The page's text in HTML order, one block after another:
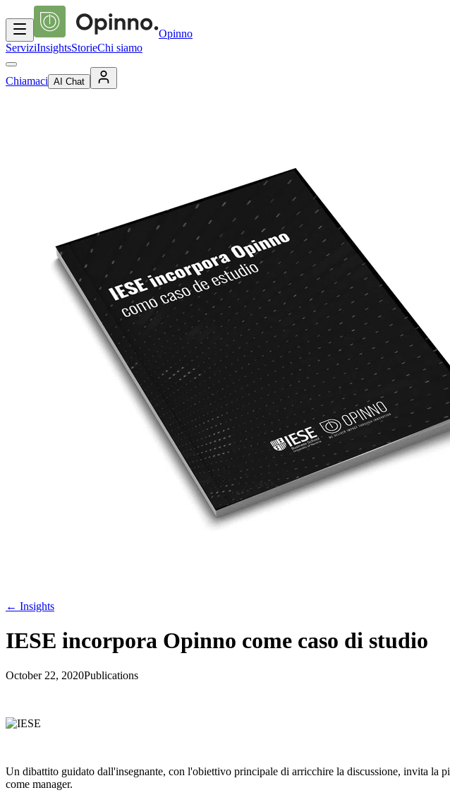
Opinno
ServiziInsightsStorieChi siamo
Chiamaci AI Chat
← Insights
IESE incorpora Opinno come caso di studio
October 22, 2020Publications
Un dibattito guidato dall'insegnante, con l'obiettivo principale di arricchire la discussione, invita la
come manager.